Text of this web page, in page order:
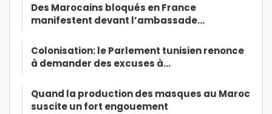
Des Marocains bloqués en France
manifestent devant l’ambassade…
Colonisation: le Parlement tunisien renonce
à demander des excuses à…
Quand la production des masques au Maroc
suscite un fort engouement